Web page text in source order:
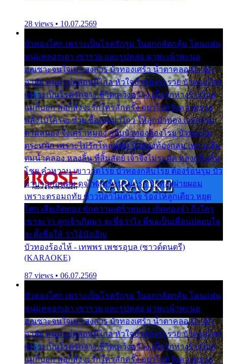
28 views • 10.07.2569
บัวทองโศก เพราะเป็นโรครักรุม ในอกกลัดกลุ้ม โดนแฟน
หนุ่มหลอกเอา เขารวย และรูปหล่อ มาพะเน้าพะนอ
ออเซาะจนใจเบา สงสาร บัวทองเศร้า น้ำตาคลอเบ้า เฝ้า
อาลัย หนุ่มรูปหล่อหนีไกล หัวใจบัวทองระรวย บัวทองโศก
เพราะเป็นโรครักจาง ชีวิตเคว้งคว้าง เมื่อรักห่างร้างไกล
แม่ก็บอก พ่อก็สั่งจะรักใครสักครั้ง อย่าไปหวังความรวย
พลั้งไปใครจะช่วย ซื้อเปลมาไกว ให้ลูกบัวทอง เวรกรรม
ตามสนอง จึงเศร้าหมอง กลีบบัวทองต้องโรย บัวทองไม่
ตระหนัก เพราะไม่รักโคลนตม บัวทองท้องกลม เพราะลืม
ตมน้ำคลอง หลงลิ้น ที่สิ้นสัตย์ เจ้าจึงไม่ระมัด หลงกลิ่นลิ้น
โชย คำหวาน เขาวาดโรย บัวทองกลีบโรย ต้องร้อนรุม บัว
มาบานก่อนตูม ดุจไฟสุมร้อนรุมอุรา บัวทองผ่ายผอม
เพราะตรอมฤทัย ข้าวปลาไม่สนใจ ร้องไห้ลูกเดียว หยุด
โศก เสียเถิดทอง พักความเศร้าหมอง เถิดทองจ๋า ถึงใคร
เขาจะว่า ลูกเจ้าเกิดมา จะชื่อว่าไง พี่ขอเป็นเพื่อนปลอบใจ
จะตั้งชื่อให้ ว่าไอ้บังเอิญ
บัวทองร้องไห้ - เทพพร เพชรอุบล (ซาวด์ดนตรี)
(KARAOKE)
87 views • 06.07.2569
บัวทองโศก เพราะเป็นโรครักรุม ในอกกลัดกลุ้ม โดนแฟน
หนุ่มหลอกเอา เขารวย และรูปหล่อ มาพะเน้าพะนอ
ออเซาะจนใจเบา สงสาร บัวทองเศร้า น้ำตาคลอเบ้า เฝ้า
อาลัย หนุ่มรูปหล่อหนีไกล หัวใจบัวทองระรวย บัวทองโศก
เพราะเป็นโรครักจาง ชีวิตเคว้งคว้าง เมื่อรักห่างร้างไกล
แม่ก็บอก พ่อก็สั่งจะรักใครสักครั้ง อย่าไปหวังความรวย